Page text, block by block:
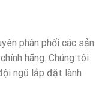
phân phối các sản
hãng. Chúng tôi
ngũ lắp đặt lành